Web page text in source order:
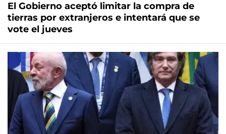
El Gobierno aceptó limitar la compra de
tierras por extranjeros e intentará que se
vote el jueves